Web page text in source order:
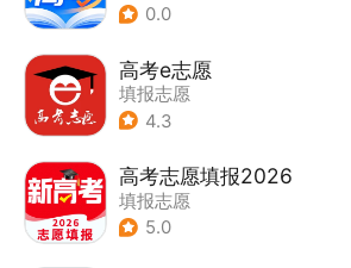
0.0
高考e志愿
填报志愿
4.3
高考志愿填报2026
填报志愿
5.0